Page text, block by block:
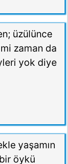
üzülünce
zaman da
yok diye
yaşamın
öykü